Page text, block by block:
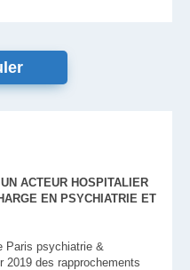
ACTEUR HOSPITALIER
EN PSYCHIATRIE ET
Paris psychiatrie &
2019 des rapprochements